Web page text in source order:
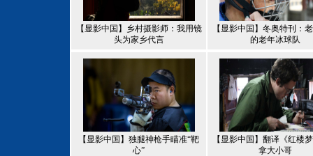
【显影中国】乡村摄影师：我用镜
头为家乡代言
【显影中国】冬奥特刊：
的老年冰球队
【显影中国】独腿神枪手瞄准“靶
心”
【显影中国】翻译《红楼
拿大小哥